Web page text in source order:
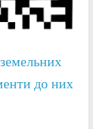
до них